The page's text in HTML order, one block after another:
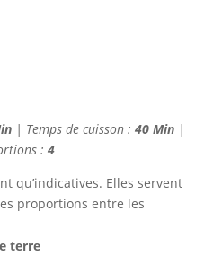
| Temps de cuisson : 40 Min|
: 4
qu’indicatives. Elles servent
proportions entre les
terre